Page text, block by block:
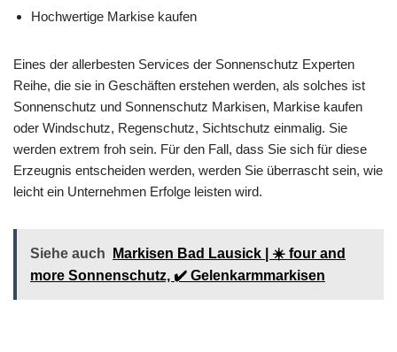
Hochwertige Markise kaufen
Eines der allerbesten Services der Sonnenschutz Experten
Reihe, die sie in Geschäften erstehen werden, als solches ist
Sonnenschutz und Sonnenschutz Markisen, Markise kaufen
oder Windschutz, Regenschutz, Sichtschutz einmalig. Sie
werden extrem froh sein. Für den Fall, dass Sie sich für diese
Erzeugnis entscheiden werden, werden Sie überrascht sein, wie
leicht ein Unternehmen Erfolge leisten wird.
Siehe auch
Markisen Bad Lausick | ☀️ four and
more Sonnenschutz, ✔️ Gelenkarmmarkisen